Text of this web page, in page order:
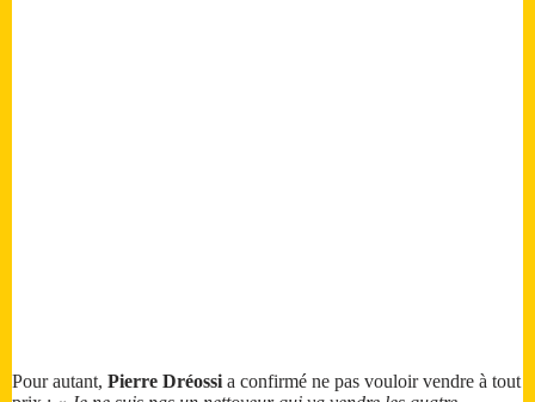
Pour autant, Pierre Dréossi a confirmé ne pas vouloir vendre à tout